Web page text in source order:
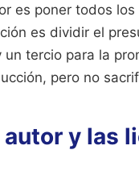
es poner todos
es dividir el
tercio para la
pero no
y las